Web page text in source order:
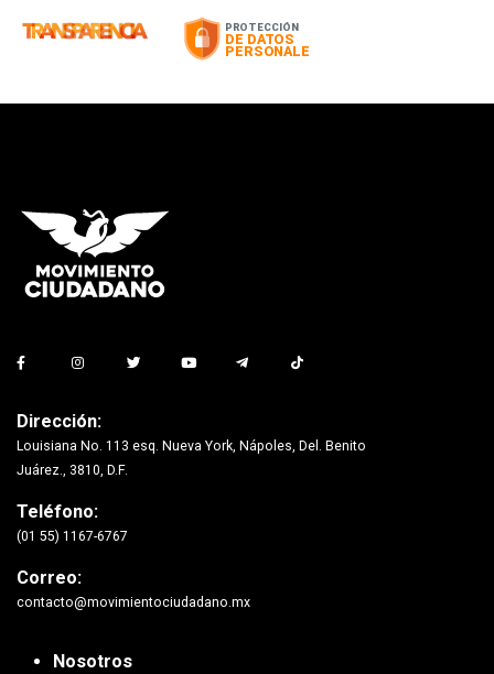
Dirección:
Louisiana No. 113 esq. Nueva York, Nápoles, Del. Benito
Juárez., 3810, D.F.
Teléfono:
(01 55) 1167-6767
Correo:
contacto@movimientociudadano.mx
Nosotros